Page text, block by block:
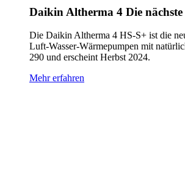
Daikin Altherma 4 Die
Die Daikin Altherma 4 HS-S+ ist die
Luft-Wasser-Wärmepumpen mit
290 und erscheint Herbst 2024.
Mehr erfahren